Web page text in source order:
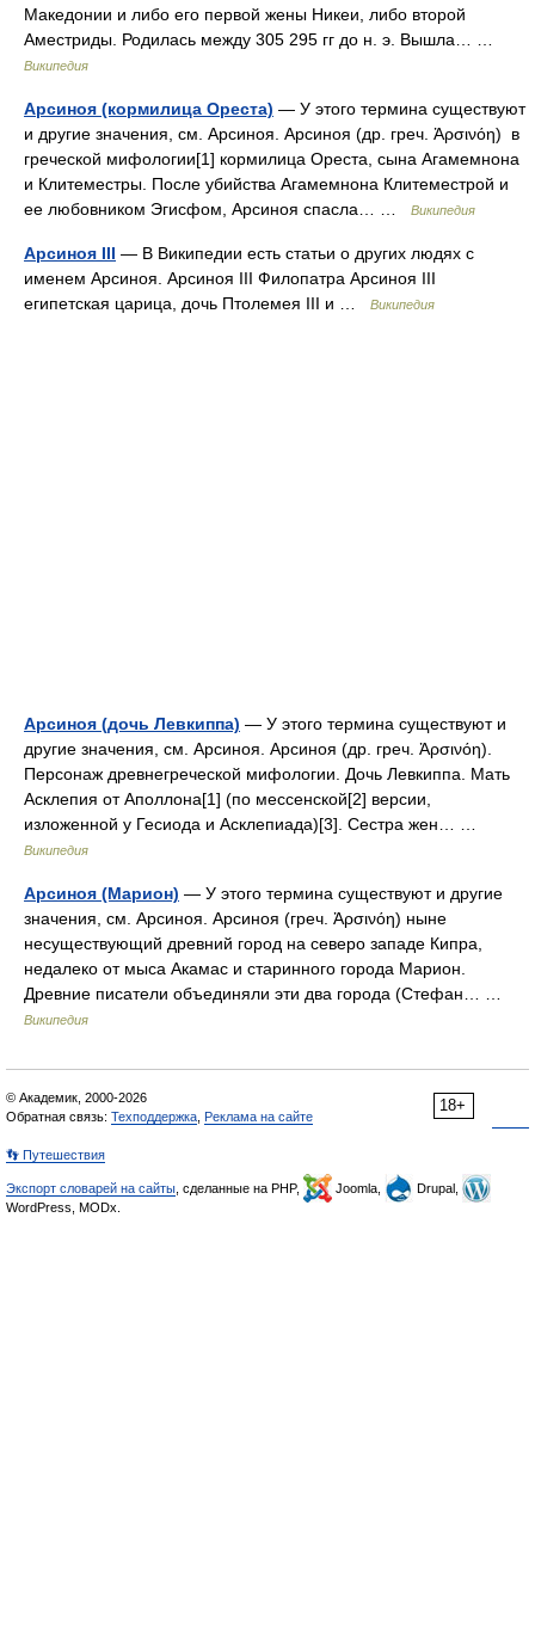
Македонии и либо его первой жены Никеи, либо второй
Аместриды. Родилась между 305 295 гг до н. э. Вышла… …
Википедия
Арсиноя (кормилица Ореста) — У этого термина существуют
и другие значения, см. Арсиноя. Арсиноя (др. греч. Ἀρσινόη) в
греческой мифологии[1] кормилица Ореста, сына Агамемнона
и Клитеместры. После убийства Агамемнона Клитеместрой и
ее любовником Эгисфом, Арсиноя спасла… …
Википедия
Арсиноя III — В Википедии есть статьи о других людях с
именем Арсиноя. Арсиноя III Филопатра Арсиноя III
египетская царица, дочь Птолемея III и …
Википедия
Арсиноя (дочь Левкиппа) — У этого термина существуют и
другие значения, см. Арсиноя. Арсиноя (др. греч. Ἀρσινόη).
Персонаж древнегреческой мифологии. Дочь Левкиппа. Мать
Асклепия от Аполлона[1] (по мессенской[2] версии,
изложенной у Гесиода и Асклепиада)[3]. Сестра жен… …
Википедия
Арсиноя (Марион) — У этого термина существуют и другие
значения, см. Арсиноя. Арсиноя (греч. Ἀρσινόη) ныне
несуществующий древний город на северо западе Кипра,
недалеко от мыса Акамас и старинного города Марион.
Древние писатели объединяли эти два города (Стефан… …
Википедия
18+
© Академик, 2000-2026
Обратная связь: Техподдержка Реклама на сайте
👣 Путешествия
Экспорт словарей на сайты , сделанные на PHP, Joomla,
Drupal,
WordPress, MODx.